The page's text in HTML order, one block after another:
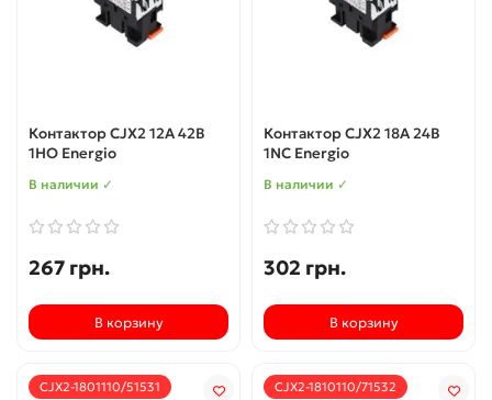
Контактор CJX2 12А 42В
1НО Energio
В наличии ✓
267 грн.
В корзину
Контактор CJX2 18A 24В
1NC Energio
В наличии ✓
302 грн.
В корзину
CJX2-1801110/51531 CJX2-1810110/71532